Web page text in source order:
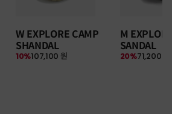
W EXPLORE CAMP
SHANDAL
107,100 원
10%
M
SANDAL
71,200 원
20%